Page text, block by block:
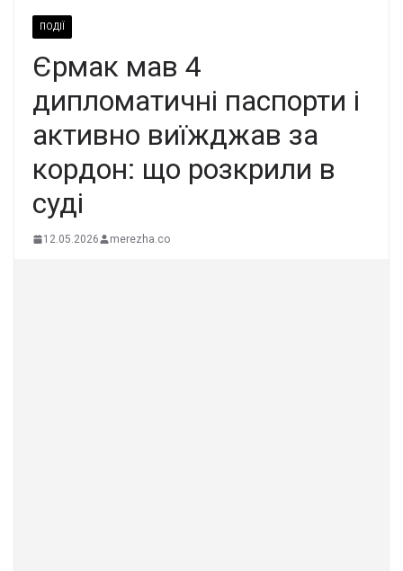
ПОДІЇ
Єрмак мав 4
дипломатичні паспорти і
активно виїжджав за
кордон: що розкрили в
суді
12.05.2026 merezha.co